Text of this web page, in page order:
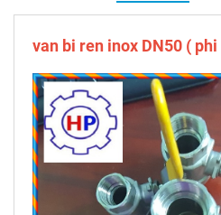
van bi ren inox DN50 (